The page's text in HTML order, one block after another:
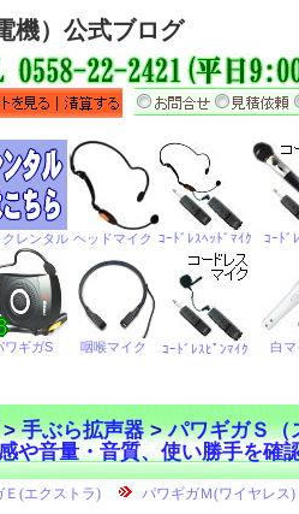
機）公式ブログ
手ぶら拡声器>パワギガＳ（
や音量・音質、使い勝手を確